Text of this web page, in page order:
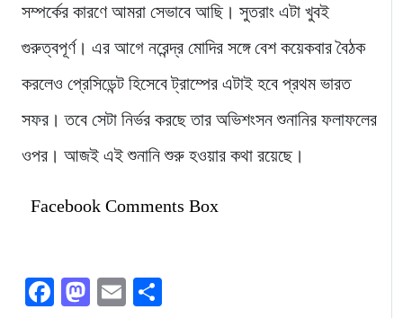
সম্পর্কের কারণে আমরা সেভাবে আছি। সুতরাং এটা খুবই
গুরুত্বপূর্ণ। এর আগে নরেন্দ্র মোদির সঙ্গে বেশ কয়েকবার বৈঠক
করলেও প্রেসিডেন্ট হিসেবে ট্রাম্পের এটাই হবে প্রথম ভারত
সফর। তবে সেটা নির্ভর করছে তার অভিশংসন শুনানির ফলাফলের
ওপর। আজই এই শুনানি শুরু হওয়ার কথা রয়েছে।
Facebook Comments Box
Facebook
Mastodon
Email